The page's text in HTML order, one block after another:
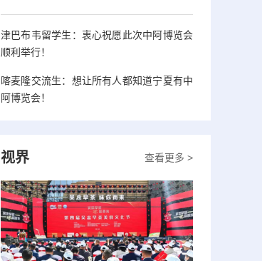
津巴布韦留学生：衷心祝愿此次中阿博览会
顺利举行！
喀麦隆交流生：想让所有人都知道宁夏有中
阿博览会！
查看更多 >
视界